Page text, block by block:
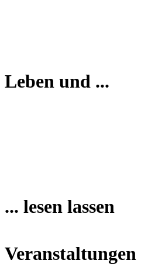
Leben und ...
... lesen lassen
Veranstaltungen